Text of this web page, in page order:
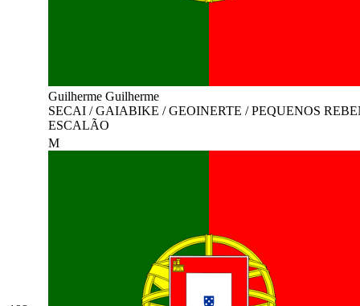
Guilherme Guilherme
SECAI / GAIABIKE / GEOINERTE / PEQUENOS
ESCALÃO
M